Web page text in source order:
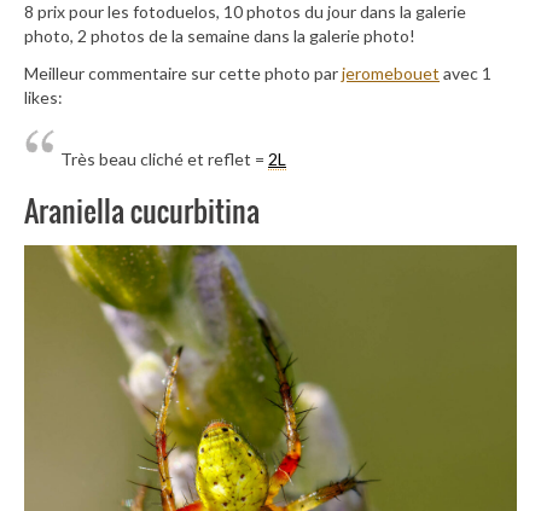
8 prix pour les fotoduelos, 10 photos du jour dans la galerie
photo, 2 photos de la semaine dans la galerie photo!
Meilleur commentaire sur cette photo parjeromebouet avec 1
likes:
Très beau cliché et reflet = 2L
Araniella cucurbitina